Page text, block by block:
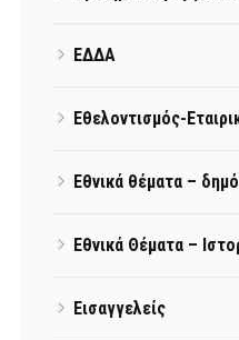
ΕΔΔΑ
Εθελοντισμός-
Εθνικά θέματα –
Εθνικά Θέματα –
Εισαγγελείς